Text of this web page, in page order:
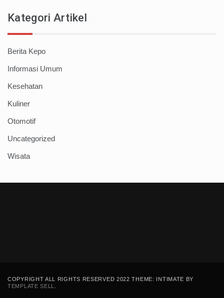
Kategori Artikel
Berita Kepo
Informasi Umum
Kesehatan
Kuliner
Otomotif
Uncategorized
Wisata
COPYRIGHT ALL RIGHTS RESERVED 2022 THEME: INTIMATE BY
TEMPLATE SELL